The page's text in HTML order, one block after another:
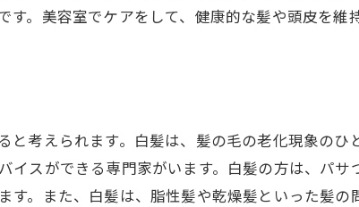
。美容室でケアをして、健康的な髪や頭皮を維
考えられます。白髪は、髪の毛の老化現象のひ
スができる専門家がいます。白髪の方は、パ
す。また、白髪は、脂性髪や乾燥髪といった髪